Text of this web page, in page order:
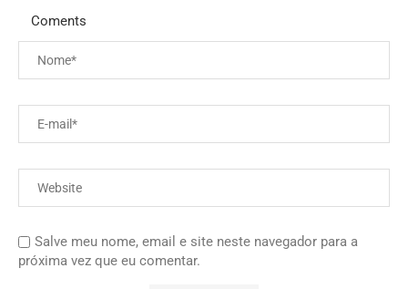
Coments
Salve meu nome, email e site neste navegador para a
próxima vez que eu comentar.